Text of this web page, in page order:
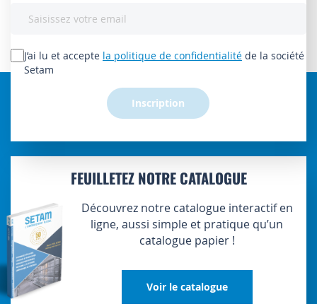
lettre
d’information
J’ai lu et accepte la politique de confidentialité de la société
Setam
Inscription
FEUILLETEZ NOTRE CATALOGUE
Découvrez notre catalogue interactif en
ligne, aussi simple et pratique qu’un
catalogue papier !
Voir le catalogue